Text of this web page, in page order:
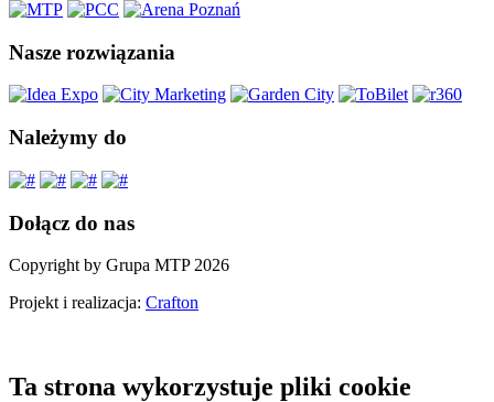
Nasze rozwiązania
Należymy do
Dołącz do nas
Copyright by Grupa MTP 2026
Projekt i realizacja: Crafton
Ta strona wykorzystuje pliki cookie